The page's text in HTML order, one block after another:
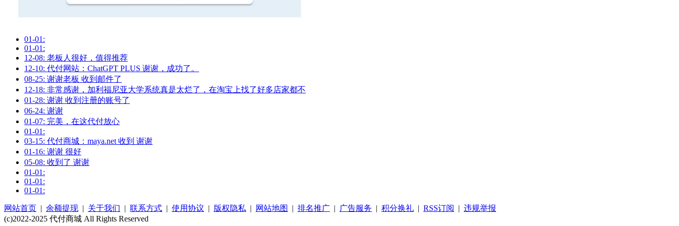
01-01:
01-01:
12-08: 老板人很好，值得推荐
12-10: 代付网站：ChatGPT PLUS 谢谢，成功了。
08-25: 谢谢老板 收到邮件了
12-18: 非常感谢，加利福尼亚大学系统真是太烂了，在淘宝上找了好多店家都不
01-28: 谢谢 收到注册的账号了
06-24: 谢谢
01-07: 完美，在这代付放心
01-01:
03-15: 代付商城：maya.net 收到 谢谢
01-16: 谢谢 很好
05-08: 收到了 谢谢
01-01:
01-01:
01-01:
网站首页 | 余额提现 | 关于我们 | 联系方式 | 使用协议 | 版权隐私 | 网站地图 | 排名推广 | 广告服务 | 积分换礼 | RSS订阅 | 违规举报
(c)2022-2025 代付商城 All Rights Reserved